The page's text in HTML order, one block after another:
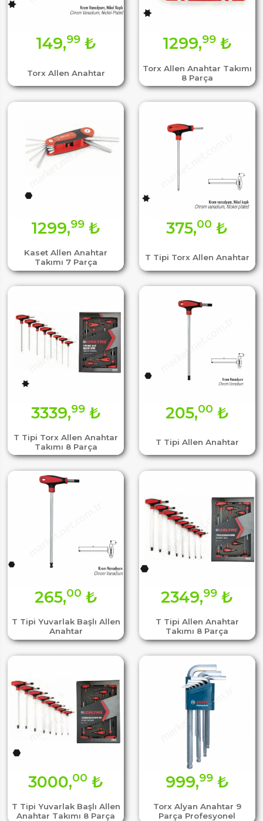
Torx Allen Anahtar
149,99₺
Torx Allen Anahtar Takımı
8 Parça
1299,99₺
Kaset Allen Anahtar
Takımı 7 Parça
1299,99 ₺
T Tipi Torx Allen Anahtar
375,00 ₺
T Tipi Torx Allen Anahtar
Takımı 8 Parça
3339,99₺
T Tipi Allen Anahtar
205,00 ₺
T Tipi Yuvarlak Başlı Allen
Anahtar
265,00 ₺
T Tipi Allen Anahtar
Takımı 8 Parça
2349,99 ₺
T Tipi Yuvarlak Başlı Allen
Anahtar Takımı 8 Parça
3000,00 ₺
Torx Alyan Anahtar 9
Parça Profesyonel
999,99₺